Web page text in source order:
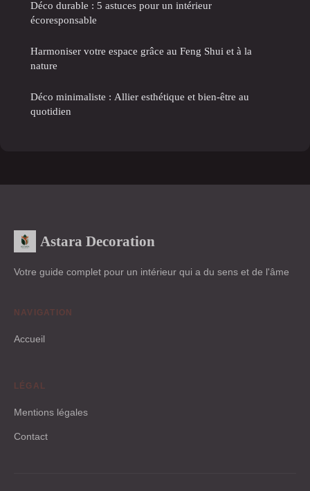
Déco durable : 5 astuces pour un intérieur
écoresponsable
Harmoniser votre espace grâce au Feng Shui et à la
nature
Déco minimaliste : Allier esthétique et bien-être au
quotidien
Astara Decoration
Votre guide complet pour un intérieur qui a du sens et de l'âme
NAVIGATION
Accueil
LÉGAL
Mentions légales
Contact